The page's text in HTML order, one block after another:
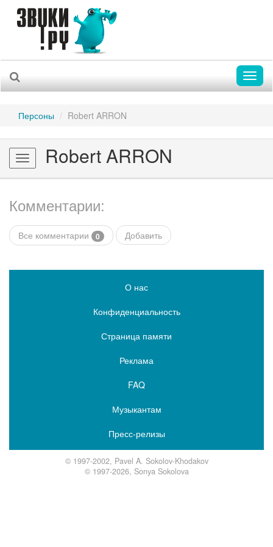
Персоны Robert ARRON
Toggle
navigation
Robert ARRON
Комментарии:
Все комментарии 0 Добавить
О нас
Конфиденциальность
Страница памяти
Реклама
FAQ
Музыкантам
Пресс-релизы
© 1997-2002, Pavel A. Sokolov-Khodakov
© 1997-2026, Sonya Sokolova